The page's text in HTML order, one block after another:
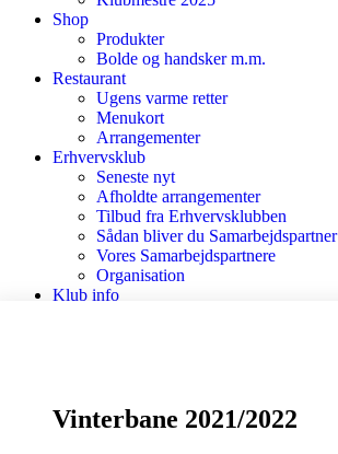
Shop
Produkter
Bolde og handsker m.m.
Restaurant
Ugens varme retter
Menukort
Arrangementer
Erhvervsklub
Seneste nyt
Afholdte arrangementer
Tilbud fra Erhvervsklubben
Sådan bliver du Samarbejdspartner
Vores Samarbejdspartnere
Organisation
Klub info
Vinterbane 2021/2022